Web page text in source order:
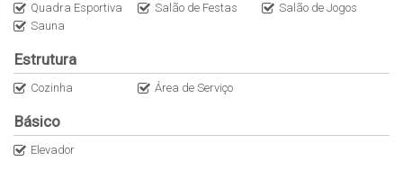
– IPTU: Ainda não pagou
– ⁠Condomínio: R$ 1.100
– ⁠Formas de visita: Agendar com antecedência, marcar com
Gabriel Magalhães
Quadra Esportiva
Salão de Festas
Salão de Jogos
Sauna
Estrutura
Cozinha Área de Serviço
Básico
Elevador